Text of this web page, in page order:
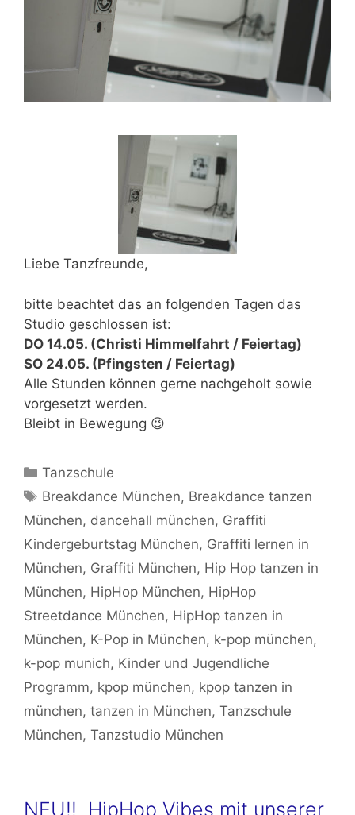
Liebe Tanzfreunde,
bitte beachtet das an folgenden Tagen das
Studio geschlossen ist:
DO 14.05. (Christi Himmelfahrt / Feiertag)
SO 24.05. (Pfingsten / Feiertag)
Alle Stunden können gerne nachgeholt sowie
vorgesetzt werden.
Bleibt in Bewegung 😉
Kategorien
Tanzschule
Schlagwörter
Breakdance München, Breakdance tanzen
München, dancehall münchen, Graffiti
Kindergeburtstag München, Graffiti lernen in
München, Graffiti München, Hip Hop tanzen in
München, HipHop München, HipHop
Streetdance München, HipHop tanzen in
München, K-Pop in München, k-pop münchen,
k-pop munich, Kinder und Jugendliche
Programm, kpop münchen, kpop tanzen in
münchen, tanzen in München, Tanzschule
München, Tanzstudio München
NEU!! HipHop Vibes mit unserer